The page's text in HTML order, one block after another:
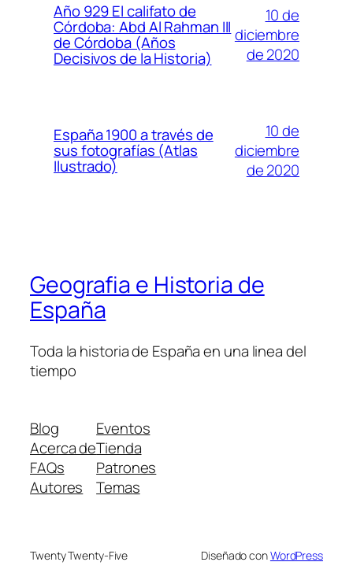
Año 929 El califato de
Córdoba: Abd Al Rahman III
de Córdoba (Años
Decisivos de la Historia)
10 de
diciembre
de 2020
España 1900 a través de
sus fotografías (Atlas
Ilustrado)
10 de
diciembre
de 2020
Geografia e Historia de
España
Toda la historia de España en una linea del
tiempo
Blog
Acerca de
FAQs
Autores
Eventos
Tienda
Patrones
Temas
Twenty Twenty-Five Diseñado conWordPress